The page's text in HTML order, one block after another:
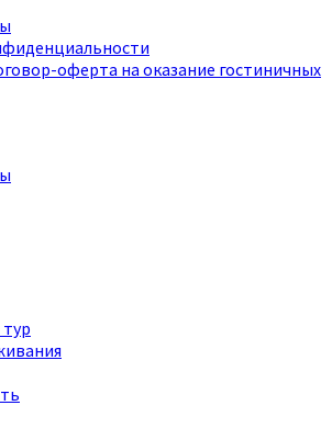
оферта на оказание гостиничных